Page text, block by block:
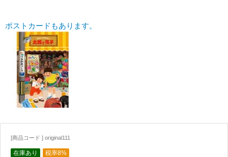
ポストカードもあります。
[商品コード ] original111
在庫あり 税率8%